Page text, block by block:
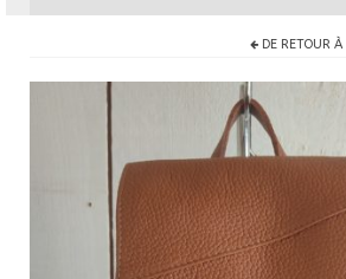
Collection
Commandes particulières
E-Boutique
Pour acheter
DE RETOUR À